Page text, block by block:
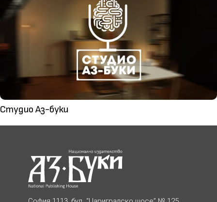
Студио Аз-буки